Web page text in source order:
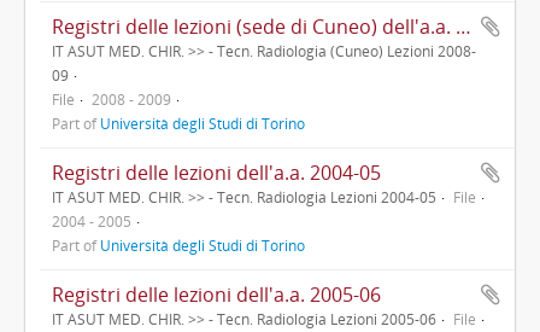
Registri delle lezioni (sede di Cuneo) dell'a.a. 2008-09
IT ASUT MED. CHIR. >> - Tecn. Radiologia (Cuneo) Lezioni 2008-
09
File
2008 - 2009
Part ofUniversità degli Studi di Torino
Registri delle lezioni dell'a.a. 2004-05
IT ASUT MED. CHIR. >> - Tecn. Radiologia Lezioni 2004-05
File
2004 - 2005
Part ofUniversità degli Studi di Torino
Registri delle lezioni dell'a.a. 2005-06
IT ASUT MED. CHIR. >> - Tecn. Radiologia Lezioni 2005-06
File